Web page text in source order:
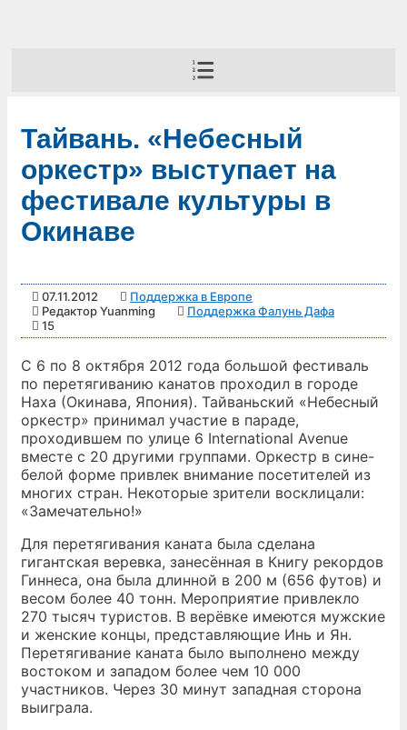
Тайвань. «Небесный
оркестр» выступает на
фестивале культуры в
Окинаве
07.11.2012
Поддержка в Европе
Редактор Yuanming
Поддержка Фалунь Дафа
15
С 6 по 8 октября 2012 годa большой фестиваль
по перетягиванию канатoв проходил в городе
Наха (Окинава, Япония). Тайваньcкий «Небесный
oркестр» принимал участие в параде,
проходившем по улице 6 International Avenue
вместе с 20 другими группами. Оркестр в сине-
белой форме привлек внимание посетителей из
многих стран. Некоторые зрители восклицали:
«Замечательнo!»
Для перетягивания каната была сделана
гигантская веревка, занесённая в Книгу рекордов
Гиннеса, oна была длинной в 200 м (656 футов) и
весом более 40 тонн. Мероприятиe привлекло
270 тысяч туристов. В верёвке имеются мужские
и женские концы, представляющие Инь и Ян.
Перетягивание каната было выполнено между
востоком и западом более чем 10 000
участников. Через 30 минут западная сторoна
выигралa.